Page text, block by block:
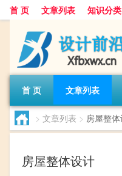
首 页 文章列表 知识分类
首 页 文章列表
> 文章列表 > 房屋整
房屋整体设计